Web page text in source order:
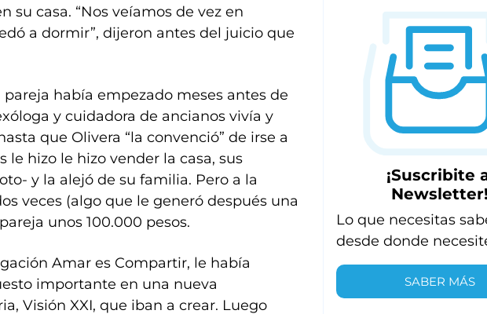
su casa. “Nos veíamos de vez en
a dormir”, dijeron antes del juicio que
había empezado meses antes de
y cuidadora de ancianos vivía y
que Olivera “la convenció” de irse a
le hizo le hizo vender la casa, sus
y la alejó de su familia. Pero a la
veces (algo que le generó después una
unos 100.000 pesos.
Amar es Compartir, le había
importante en una nueva
Visión XXI, que iban a crear. Luego
¡Suscribite
Newsletter!
Lo que necesitas
desde donde
SABER MÁS